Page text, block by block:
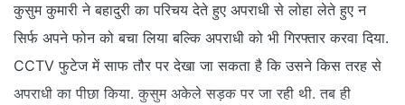
कुसुम कुमारी ने बहादुरी का परिचय देते हुए अपराधी से लोहा लेते हुए न
सिर्फ अपने फोन को बचा लिया बल्कि अपराधी को भी गिरफ्तार करवा दिया.
CCTV फुटेज में साफ तौर पर देखा जा सकता है कि उसने किस तरह से
अपराधी का पीछा किया. कुसुम अकेले सड़क पर जा रही थी. तब ही